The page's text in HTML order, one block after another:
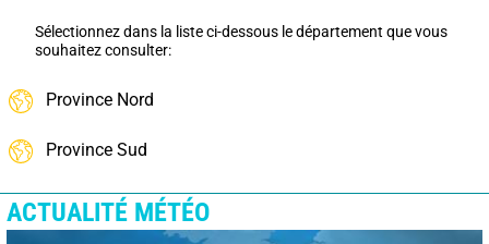
Sélectionnez dans la liste ci-dessous le département que vous
souhaitez consulter:
Province Nord
Province Sud
ACTUALITÉ MÉTÉO